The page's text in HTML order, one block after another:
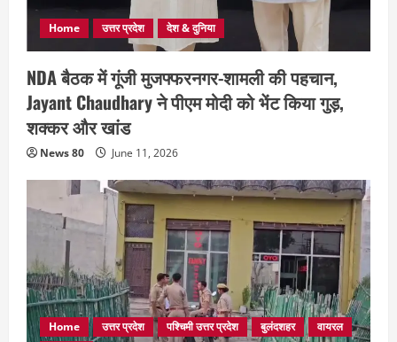
Home उत्तर प्रदेश देश & दुनिया
NDA बैठक में गूंजी मुजफ्फरनगर-शामली की पहचान,
Jayant Chaudhary ने पीएम मोदी को भेंट किया गुड़,
शक्कर और खांड
News 80 June 11, 2026
Home उत्तर प्रदेश पश्चिमी उत्तर प्रदेश बुलंदशहर
वायरल